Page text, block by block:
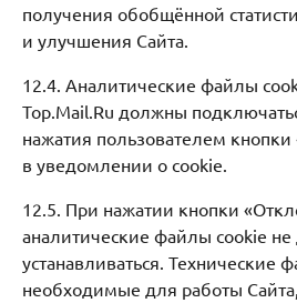
получения обобщённой
и улучшения Сайта.
12.4. Аналитические файлы
Top.Mail.Ru должны
нажатия пользователем кнопки
в уведомлении о cookie.
12.5. При нажатии кнопки
аналитические файлы cookie
устанавливаться. Технические
необходимые для работы